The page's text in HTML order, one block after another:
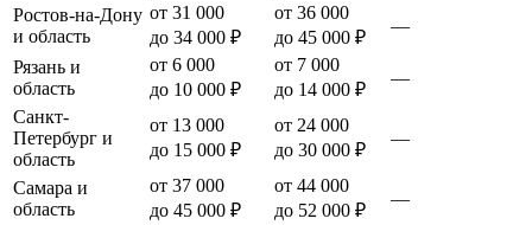
Ростов-на-Дону
и область
от 31 000
до 34 000 ₽
от 36 000
до 45 000 ₽
—
Рязань и
область
от 6 000
до 10 000 ₽
от 7 000
до 14 000 ₽
—
Санкт-
Петербург и
область
от 13 000
до 15 000 ₽
от 24 000
до 30 000 ₽
—
Самара и
область
от 37 000
до 45 000 ₽
от 44 000
до 52 000 ₽
—